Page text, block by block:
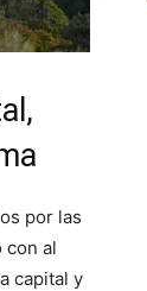
por las
con al
capital y